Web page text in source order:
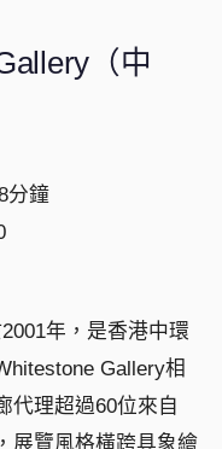
（中
分鐘
年，是香港中環
Gallery相
代理超過60位來自
展覽風格橫跨具象繪